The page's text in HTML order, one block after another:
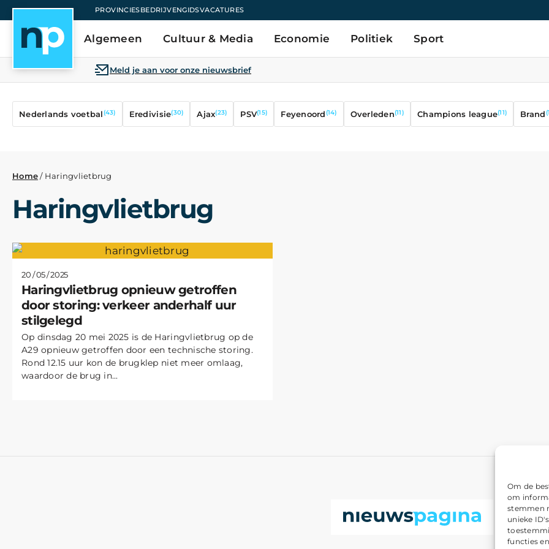
Om de
om
stemmen
unieke
functies
PROVINCIESBEDRIJVENGIDSVACATURES
Algemeen Cultuur & Media Economie Politiek Sport
Meld je aan voor onze nieuwsbrief
Nederlands voetbal(43) Eredivisie(30) Ajax(23) PSV(15) Feyenoord(14) Overleden(11) Champions league(11) Brand
Home/ Haringvlietbrug
Haringvlietbrug
20 / 05 / 2025
Haringvlietbrug opnieuw getroffen
door storing: verkeer anderhalf uur
stilgelegd
Op dinsdag 20 mei 2025 is de Haringvlietbrug op de
A29 opnieuw getroffen door een technische storing.
Rond 12.15 uur kon de brugklep niet meer omlaag,
waardoor de brug in...